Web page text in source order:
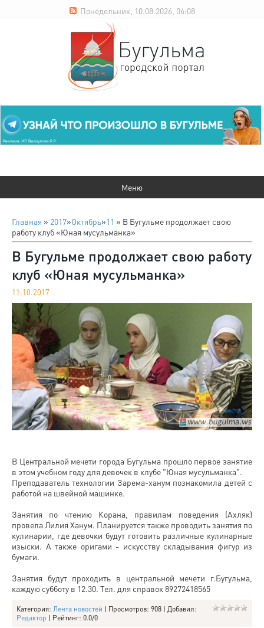
Понедельник, 10.08.2026, 06:08
Главная » 2017»Октябрь»11 » В Бугульме продолжает свою
работу клуб «Юная мусульманка»
В Бугульме продолжает свою работу
клуб «Юная мусульманка»
11.10.2017
В Центральной мечети города Бугульма прошло первое занятие
в этом учебном году для девочек в клубе "Юная мусульманка".
Преподаватель технологии Зарема-ханум познакомила детей с
работой на швейной машинке.
Занятия по чтению Корана, правилам поведения (Ахляк)
провела Лилия Ханум. Планируется также проводить занятия по
кулинарии, где девочки будут готовить различные кулинарные
изыски. А также оригами - искусству складывания фигур из
бумаги.
Занятия будут проходить в центральной мечети г.Бугульма,
каждую субботу в 12.30. Тел. для справок 89272418565
Категория: Лента новостей | Просмотров: 908 | Добавил:
Редактор | Рейтинг: 0.0/0